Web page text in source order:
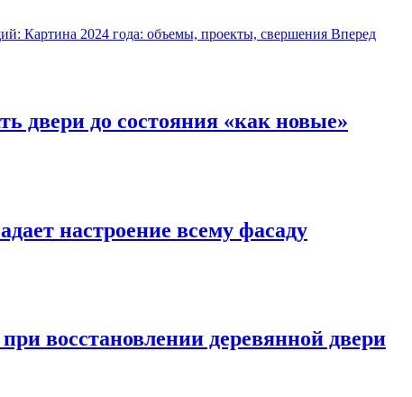
Картина 2024 года: объемы, проекты, свершения Вперед
двери до состояния «как новые»
настроение всему фасаду
восстановлении деревянной двери